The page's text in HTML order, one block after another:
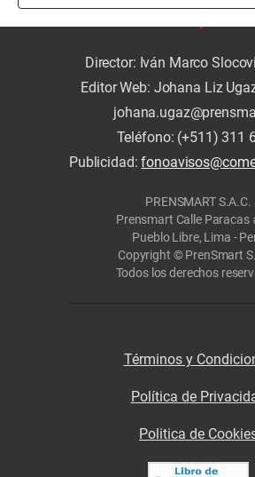
Director: Iván Marco
Editor Web: Johana Liz
Teléfono: (+511) 311
Publicidad:
PRENSMART S.A.C.
Prensmart Calle Paracas
Pueblo Libre, Lima -
Copyright © PrenSmart
Todos los derechos
Términos y
Política de
Politica de